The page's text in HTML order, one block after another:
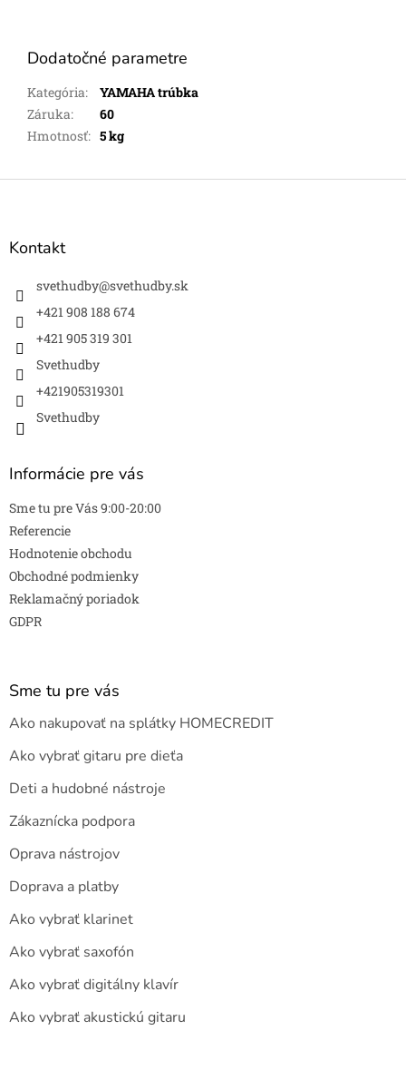
Dodatočné parametre
Kategória:
YAMAHA trúbka
Záruka:
60
Hmotnosť: 5 kg
Z
Kontakt
svethudby@svethudby.sk
+421 908 188 674
+421 905 319 301
Svethudby
+421905319301
Svethudby
Informácie pre vás
Sme tu pre Vás 9:00-20:00
Referencie
Hodnotenie obchodu
Obchodné podmienky
Reklamačný poriadok
GDPR
Sme tu pre vás
Ako nakupovať na splátky HOMECREDIT
Ako vybrať gitaru pre dieťa
Deti a hudobné nástroje
Zákaznícka podpora
Oprava nástrojov
Doprava a platby
Ako vybrať klarinet
Ako vybrať saxofón
Ako vybrať digitálny klavír
Ako vybrať akustickú gitaru